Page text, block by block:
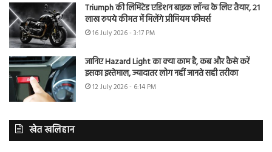
Triumph की लिमिटेड एडिशन बाइक लॉन्च के लिए तैयार, 21
लाख रुपये कीमत में मिलेंगे प्रीमियम फीचर्स
16 July 2026 - 3:17 PM
जानिए Hazard Light का क्या काम है, कब और कैसे करें
इसका इस्तेमाल, ज्यादातर लोग नहीं जानते सही तरीका
12 July 2026 - 6:14 PM
खेत खलिहान